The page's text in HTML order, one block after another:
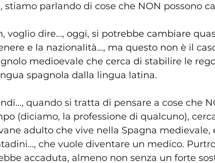
stiamo parlando di cose che NON possono
voglio dire..., oggi, si potrebbe cambiare
e la nazionalità..., ma questo non è il
medioevale che cerca di stabilire le
spagnola dalla lingua latina.
quando si tratta di pensare a cose che
(diciamo, la professione di qualcuno),
adulto che vive nella Spagna
che vuole diventare un medico.
accaduta, almeno non senza un forte